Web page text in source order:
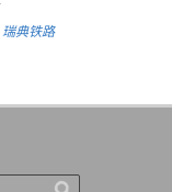
瑞典铁路